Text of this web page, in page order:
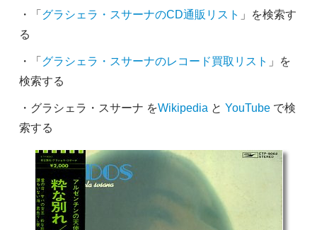
・「 グラシェラ・スサーナのCD通販リスト 」を検索す
る
・「 グラシェラ・スサーナのレコード買取リスト 」を
検索する
・グラシェラ・スサーナ をWikipedia と YouTubeで検
索する